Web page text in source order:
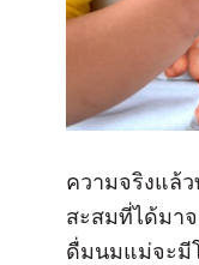
ความจริงแล้
สะสมที่ได้มา
ดื่มนมแม่จะมี